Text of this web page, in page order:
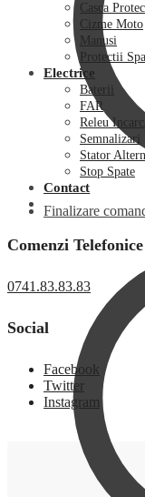
Finalizare
Casca
Cizme Moto
Manusi
Protectii
Electrice
Baterii
FAR
Releu
Semnalizari
Stator
Stop Spate
Contact
Comenzi Telefonice
0741.83.83.83
Social
Facebook
Twitter
Instagram